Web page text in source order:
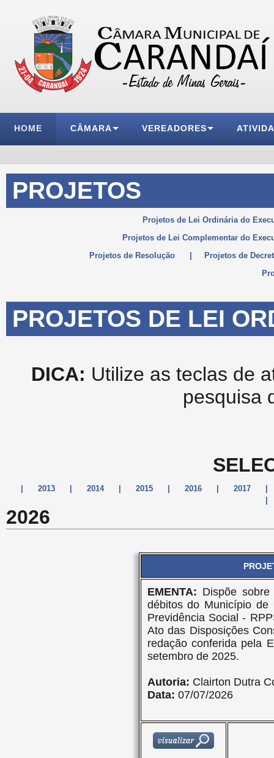
HOME CÂMARA VEREADORES
PROJETOS
Projetos de Lei Ordinária do
Projetos de Lei Complementar do
Projetos de Resolução
Projetos de
PROJETOS DE LEI
DICA: Utilize as teclas de
pesquisa
2013 2014 2015 2016 2017
2026
EMENTA: Dispõe
débitos do Município
Previdência Social -
Ato das Disposições
redação conferida pela
setembro de 2025.
Autoria: Clairton Dutra
Data: 07/07/2026